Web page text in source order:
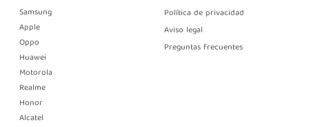
Samsung
Apple
Oppo
Huawei
Motorola
Realme
Honor
Alcatel
Política de privacidad
Aviso legal
Preguntas frecuentes